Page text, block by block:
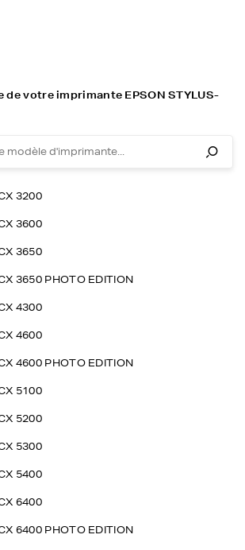
de votre imprimante EPSON STYLUS-
3200
3600
3650
3650 PHOTO EDITION
4300
4600
4600 PHOTO EDITION
5100
5200
5300
5400
6400
6400 PHOTO EDITION